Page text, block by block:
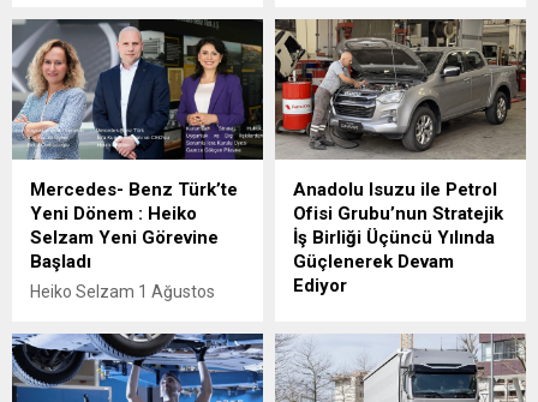
lojistik operasyonları
yürüten ÖKN Lojistik, Ege
Bölgesi'nin ilk Renault
Trucks Master Red EDITION
panelvanını filosuna kattı.
yönelik servis
sözleşmelerinde sunduğu
36 aya varan taksit
imkânıyla bakım ve servis
süreçlerini daha esnek
ödeme seçenekleriyle
Mercedes- Benz Türk’te
Yeni Dönem : Heiko
Selzam Yeni Görevine
Başladı
Heiko Selzam 1 Ağustos
Başladı
Anadolu Isuzu ile Petrol
Ofisi Grubu’nun Stratejik
İş Birliği Üçüncü Yılında
Güçlenerek Devam
Ediyor
Ofisi Grubu arasında, ağır
ticari araçlara madeni yağ
tedarikini kapsayan stratejik